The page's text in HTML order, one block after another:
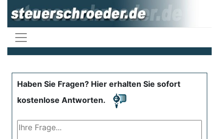
Haben Sie Fragen? Hier erhalten Sie sofort
kostenlose Antworten.